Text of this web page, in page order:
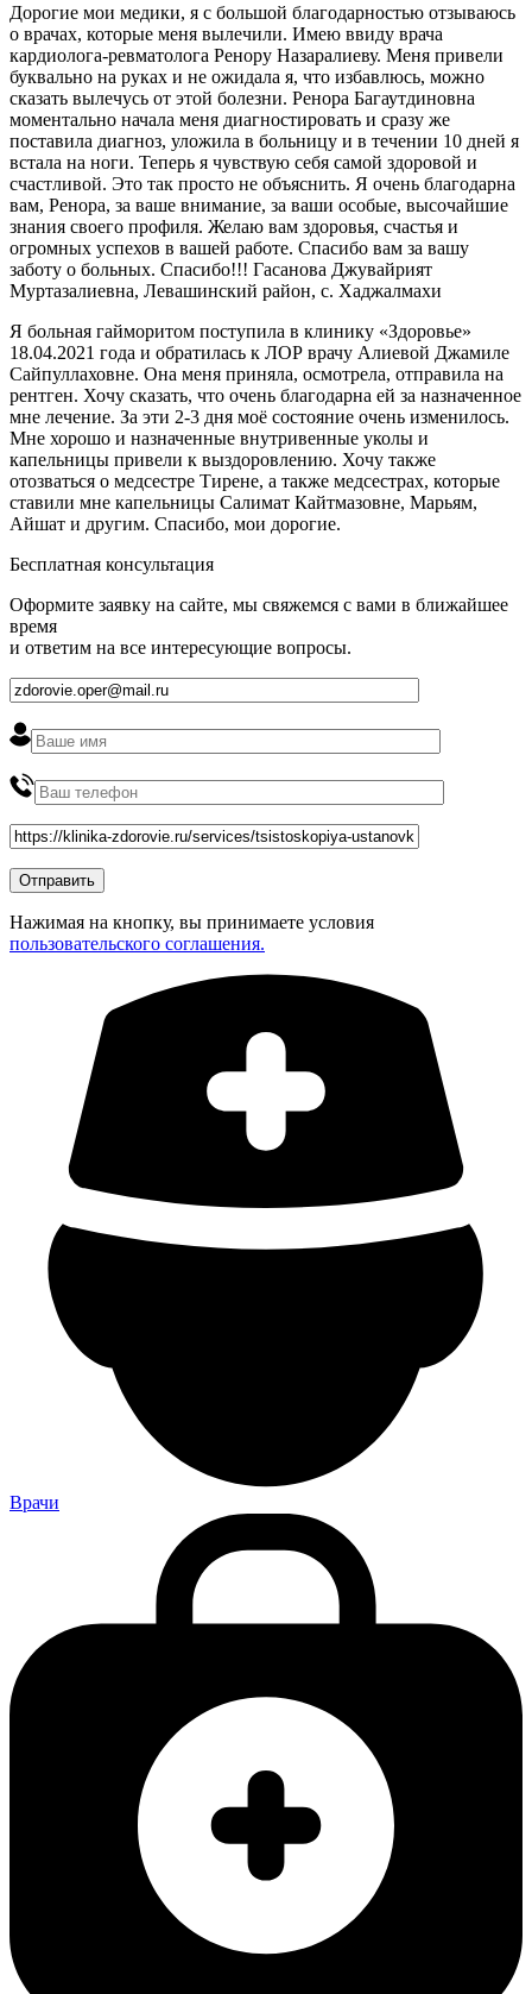
Дорогие мои медики, я с большой благодарностью отзываюсь
о врачах, которые меня вылечили. Имею ввиду врача
кардиолога-ревматолога Ренору Назаралиеву. Меня привели
буквально на руках и не ожидала я, что избавлюсь, можно
сказать вылечусь от этой болезни. Ренора Багаутдиновна
моментально начала меня диагностировать и сразу же
поставила диагноз, уложила в больницу и в течении 10 дней я
встала на ноги. Теперь я чувствую себя самой здоровой и
счастливой. Это так просто не объяснить. Я очень благодарна
вам, Ренора, за ваше внимание, за ваши особые, высочайшие
знания своего профиля. Желаю вам здоровья, счастья и
огромных успехов в вашей работе. Спасибо вам за вашу
заботу о больных. Спасибо!!! Гасанова Джувайрият
Муртазалиевна, Левашинский район, с. Хаджалмахи
Я больная гайморитом поступила в клинику «Здоровье»
18.04.2021 года и обратилась к ЛОР врачу Алиевой Джамиле
Сайпуллаховне. Она меня приняла, осмотрела, отправила на
рентген. Хочу сказать, что очень благодарна ей за назначенное
мне лечение. За эти 2-3 дня моё состояние очень изменилось.
Мне хорошо и назначенные внутривенные уколы и
капельницы привели к выздоровлению. Хочу также
отозваться о медсестре Тирене, а также медсестрах, которые
ставили мне капельницы Салимат Кайтмазовне, Марьям,
Айшат и другим. Спасибо, мои дорогие.
Бесплатная консультация
Оформите заявку на сайте, мы свяжемся с вами в ближайшее
время
и ответим на все интересующие вопросы.
Нажимая на кнопку, вы принимаете условия
пользовательского соглашения.
Врачи